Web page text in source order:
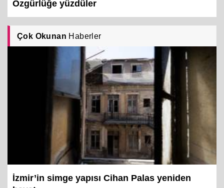
Çok OkunanHaberler
İzmir’in simge yapısı Cihan Palas yeniden
hayat...